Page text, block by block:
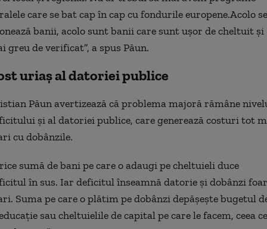
care se bat cap în cap cu fondurile europene.Acolo se
banii, acolo sunt banii care sunt ușor de cheltuit și
greu de verificat”, a spus Păun.
uriaș al datoriei publice
Păun avertizează că problema majoră rămâne
și al datoriei publice, care generează costuri tot
cu dobânzile.
sumă de bani pe care o adaugi pe cheltuieli duce
în sus. Iar deficitul înseamnă datorie și dobânzi
Suma pe care o plătim pe dobânzi depășește bugetul
sau cheltuielile de capital pe care le facem, ceea ce